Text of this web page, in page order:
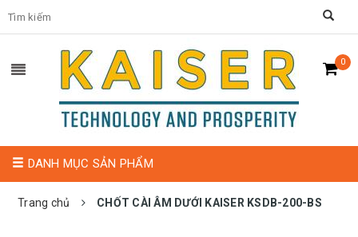
0
DANH MỤC SẢN PHẨM
Trang chủ CHỐT CÀI ÂM DƯỚI KAISER KSDB-200-BS